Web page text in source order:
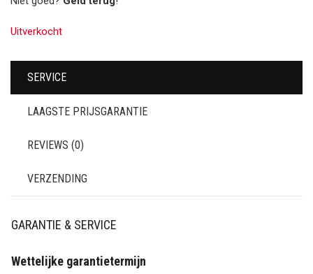
Uitverkocht
SERVICE
LAAGSTE PRIJSGARANTIE
REVIEWS (0)
VERZENDING
GARANTIE & SERVICE
Wettelijke garantietermijn